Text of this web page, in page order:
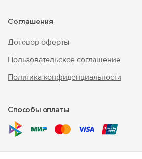
Соглашения
Договор оферты
Пользовательское соглашение
Политика конфиденциальности
Способы оплаты